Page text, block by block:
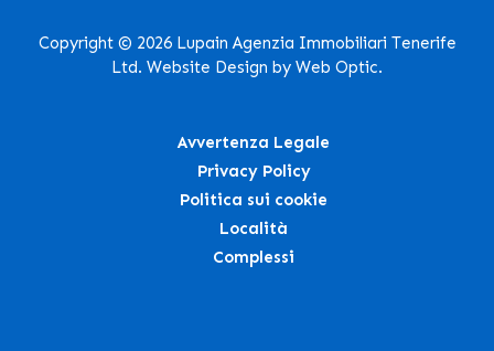
Copyright © 2026 Lupain Agenzia Immobiliari Tenerife
Ltd. Website Design by Web Optic.
Avvertenza Legale
Privacy Policy
Politica sui cookie
Località
Complessi